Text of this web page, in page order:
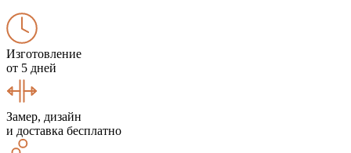
Изготовление
от 5 дней
Замер, дизайн
и доставка бесплатно